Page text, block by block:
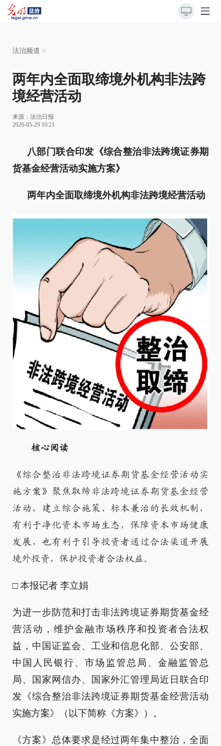
法治频道 >
两年内全面取缔境外机构非法跨
境经营活动
来源： 法治日报
2026-05-29 10:21
八部门联合印发《综合整治非法跨境证券期
货基金经营活动实施方案》
两年内全面取缔境外机构非法跨境经营活动
核心阅读
《综合整治非法跨境证券期货基金经营活动实
施方案》聚焦取缔非法跨境证券期货基金经营
活动，建立综合施策、标本兼治的长效机制，
有利于净化资本市场生态，保障资本市场健康
发展，也有利于引导投资者通过合法渠道开展
境外投资，保护投资者合法权益。
□ 本报记者 李立娟
为进一步防范和打击非法跨境证券期货基金经
营活动，维护金融市场秩序和投资者合法权
益，中国证监会、工业和信息化部、公安部、
中国人民银行、市场监管总局、金融监管总
局、国家网信办、国家外汇管理局近日联合印
发《综合整治非法跨境证券期货基金经营活动
实施方案》（以下简称《方案》）。
《方案》总体要求是经过两年集中整治，全面